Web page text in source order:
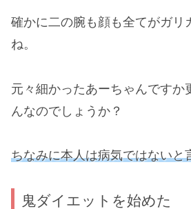
確かに二の腕も顔も全てがガリ
ね。
元々細かったあーちゃんですか
んなのでしょうか？
ちなみに本人は病気ではないと
鬼ダイエットを始めた